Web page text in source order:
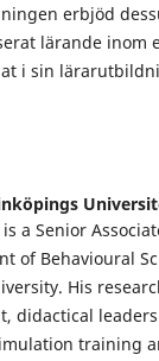
erbjöd
lärande inom
i sin
a Senior
of Behavioural
His
didactical
training